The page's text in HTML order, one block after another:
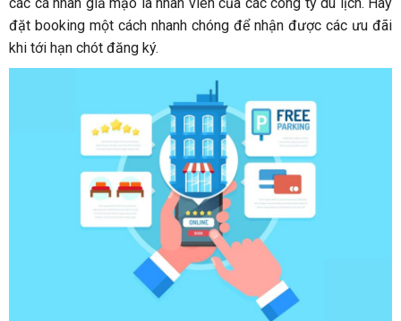
đặt booking một cách nhanh chóng để nhận được các ưu đãi
khi tới hạn chót đăng ký.